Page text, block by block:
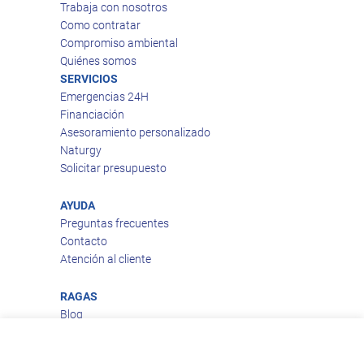
Trabaja con nosotros
Como contratar
Compromiso ambiental
Quiénes somos
SERVICIOS
Emergencias 24H
Financiación
Asesoramiento personalizado
Naturgy
Solicitar presupuesto
AYUDA
Preguntas frecuentes
Contacto
Atención al cliente
RAGAS
Blog